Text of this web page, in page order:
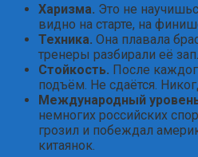
Харизма. Это не
видно на старте, на
Техника. Она плавала
тренеры разбирали её
Стойкость. После
подъём. Не сдаётся.
Международный
немногих российских
грозил и побеждал
китаянок.